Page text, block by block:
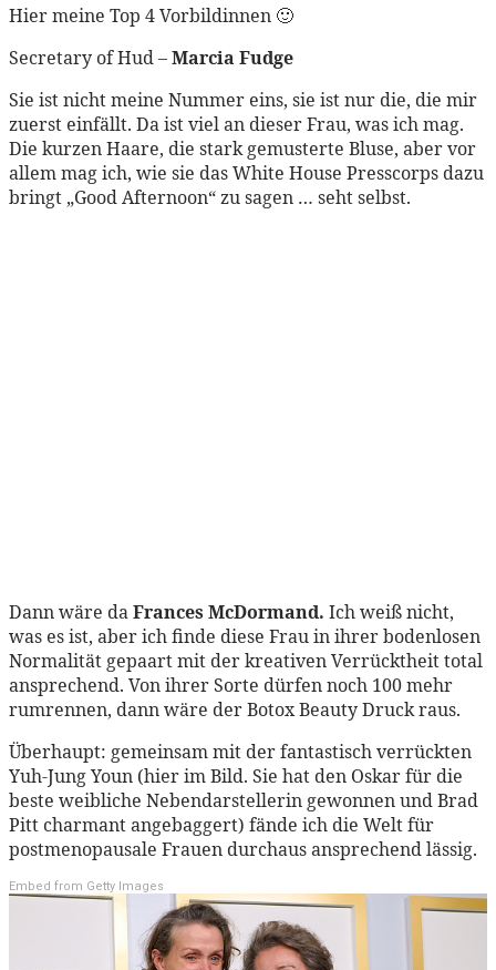
Hier meine Top 4 Vorbildinnen 🙂
Secretary of Hud –Marcia Fudge
Sie ist nicht meine Nummer eins, sie ist nur die, die mir
zuerst einfällt. Da ist viel an dieser Frau, was ich mag.
Die kurzen Haare, die stark gemusterte Bluse, aber vor
allem mag ich, wie sie das White House Presscorps dazu
bringt „Good Afternoon“ zu sagen … seht selbst.
Dann wäre daFrances McDormand. Ich weiß nicht,
was es ist, aber ich finde diese Frau in ihrer bodenlosen
Normalität gepaart mit der kreativen Verrücktheit total
ansprechend. Von ihrer Sorte dürfen noch 100 mehr
rumrennen, dann wäre der Botox Beauty Druck raus.
Überhaupt: gemeinsam mit der fantastisch verrückten
Yuh-Jung Youn (hier im Bild. Sie hat den Oskar für die
beste weibliche Nebendarstellerin gewonnen und Brad
Pitt charmant angebaggert) fände ich die Welt für
postmenopausale Frauen durchaus ansprechend lässig.
Embed from Getty Images